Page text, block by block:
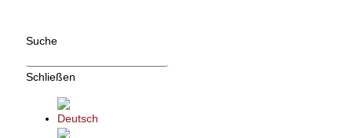
Suche
Schließen